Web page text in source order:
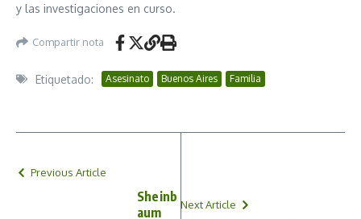
y las investigaciones en curso.
Compartir nota
Etiquetado: Asesinato Buenos Aires Familia
Previous Article
Sheinb
aum
Next Article